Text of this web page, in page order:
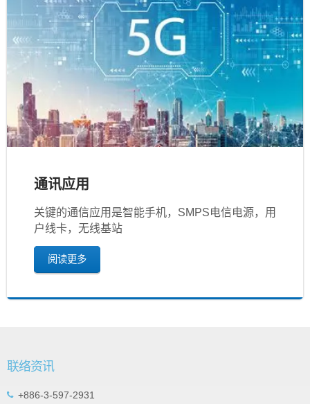
通讯应用
关键的通信应用是智能手机，SMPS电信电源，用
户线卡，无线基站
阅读更多
联络资讯
+886-3-597-2931